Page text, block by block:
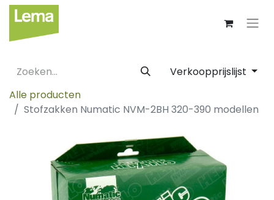
Verkoopprijslijst
Alle producten
Stofzakken Numatic NVM-2BH 320-390 modellen